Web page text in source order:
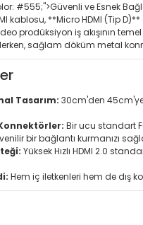
#555;">Güvenli ve Esnek
kablosu, **Micro HDMI (Tip
prodüksiyon iş akışının
sağlam döküm metal
Tasarım: 30cm'den 45cm'ye
Bir ucu standart
bir bağlantı kurmanızı
Yüksek Hızlı HDMI 2.0
Hem iç iletkenleri hem de dış